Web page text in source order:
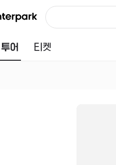
투어